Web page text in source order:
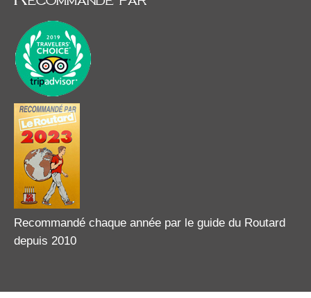
Recommandé chaque année par le guide du Routard
depuis 2010